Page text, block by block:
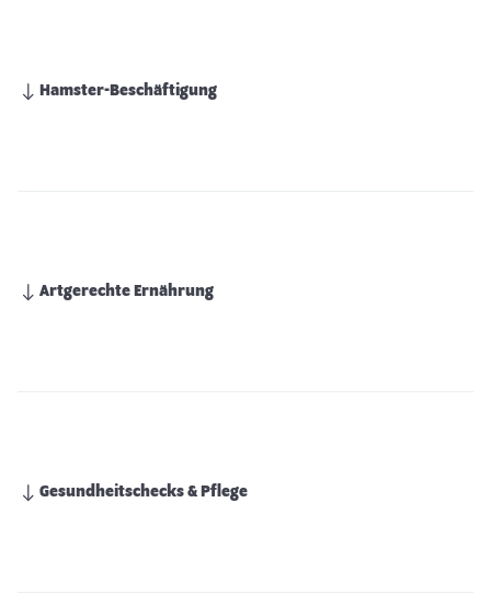
Hamster-Beschäftigung
Artgerechte Ernährung
Gesundheitschecks & Pflege